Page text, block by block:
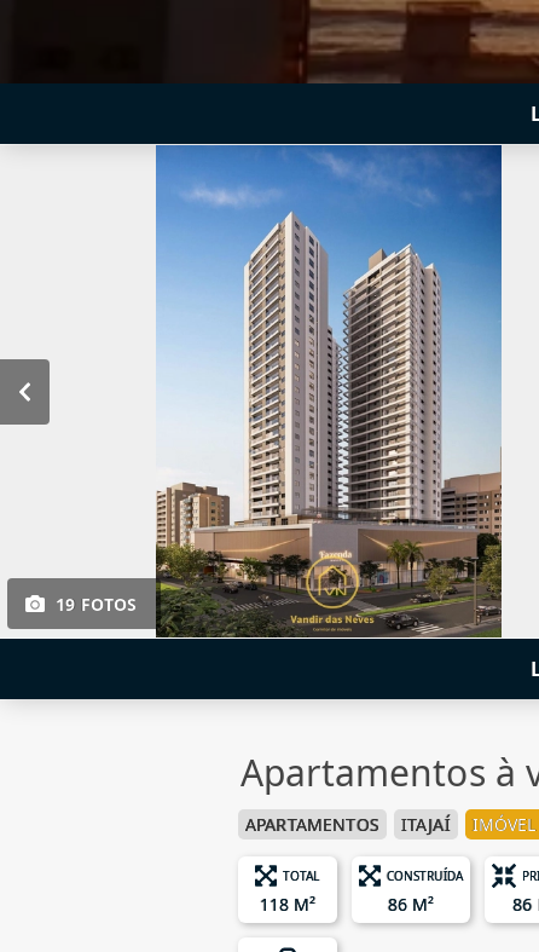
19 FOTOS
Apartamentos à
APARTAMENTOS ITAJAÍ
TOTAL
118 M²
CONSTRUÍDA
86 M² 86